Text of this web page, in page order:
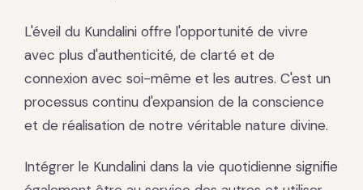
L'éveil du Kundalini offre l'opportunité de vivre
avec plus d'authenticité, de clarté et de
connexion avec soi-même et les autres. C'est un
processus continu d'expansion de la conscience
et de réalisation de notre véritable nature divine.
Intégrer le Kundalini dans la vie quotidienne signifie